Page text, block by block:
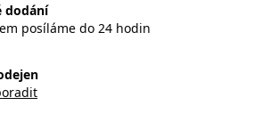
dodání
posíláme do 24 hodin